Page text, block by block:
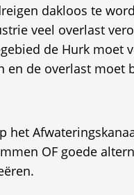
dakloos te
veel overlast
de Hurk moet
en de overlast moet
het
OF goede